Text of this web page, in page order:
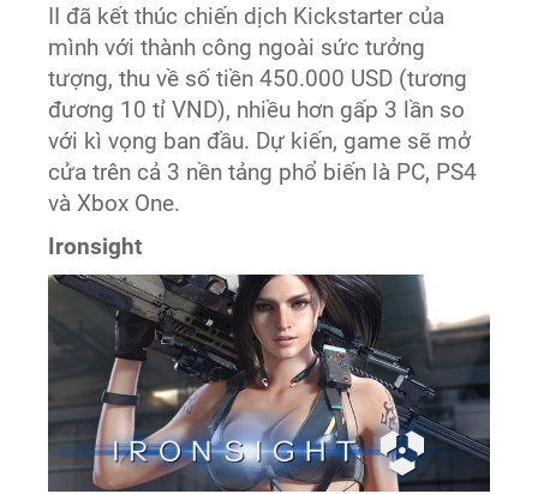
II đã kết thúc chiến dịch Kickstarter của
mình với thành công ngoài sức tưởng
tượng, thu về số tiền 450.000 USD (tương
đương 10 tỉ VND), nhiều hơn gấp 3 lần so
với kì vọng ban đầu. Dự kiến, game sẽ mở
cửa trên cả 3 nền tảng phổ biến là PC, PS4
và Xbox One.
Ironsight